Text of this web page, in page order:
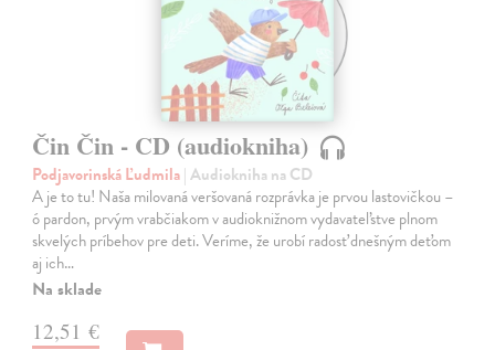
Čin Čin - CD (audiokniha)
Podjavorinská Ľudmila| Audiokniha na CD
A je to tu! Naša milovaná veršovaná rozprávka je prvou lastovičkou –
ó pardon, prvým vrabčiakom v audioknižnom vydavateľstve plnom
skvelých príbehov pre deti. Veríme, že urobí radosť dnešným deťom
aj ich…
Na sklade
12,51 €